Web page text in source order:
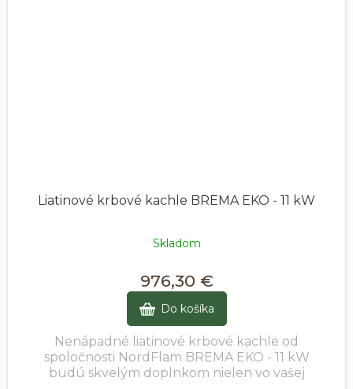
Liatinové krbové kachle BREMA EKO - 11 kW
Skladom
976,30 €
Do košíka
Nenápadné liatinové krbové kachle od
spoločnosti NordFlam BREMA EKO - 11 kW
budú skvelým doplnkom nielen vo vašej